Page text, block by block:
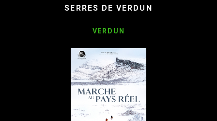
SERRES DE VERDUN
VERDUN